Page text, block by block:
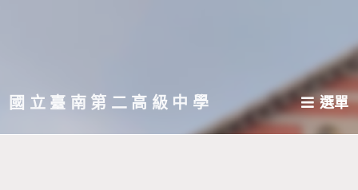
主國立臺南第二高級中學 選單